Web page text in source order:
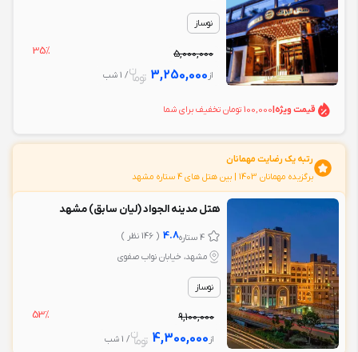
نوساز
5,000,000
35%
از 3,250,000 / 1 شب
قیمت ویژه|100,000 تومان تخفیف برای شما
رتبه یک رضایت مهمانان
برگزیده مهمانان 1403 | بين هتل های 4 ستاره مشهد
هتل مدینه الجواد (لیان سابق) مشهد
4 ستاره 4.8 ( 146 نظر )
مشهد، خیابان نواب صفوی
نوساز
9,100,000
53%
از 4,300,000 / 1 شب